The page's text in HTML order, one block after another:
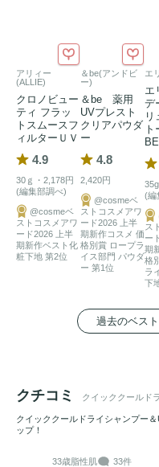
アリィー
(ALLIE)
クロノビュー
ティ フラッ
トスムースフ
ィルターＵＶ
4.9
30ｇ・2,178円
(編集部調べ)
@cosmeベ
ストコスメアワ
ード2026 上半
期新作ベスト化
粧下地 第2位
＆be(アンドビ
ー)
＆be 薬用
UVプレスト
クリアパウダ
ー
4.8
2,420円
@cosmeベ
ストコスメアワ
ード2026 上半
期新作コスメ 価
格別賞 ロープラ
イス部門 パウダ
ー 第1位
エ
エ
デ
リ
(編
ス
ー
期
格
ラ
下
過去のベス
クチコミ クイッククールド
クイッククールドライシャンプー
ップ！
33歳脂性肌 33件